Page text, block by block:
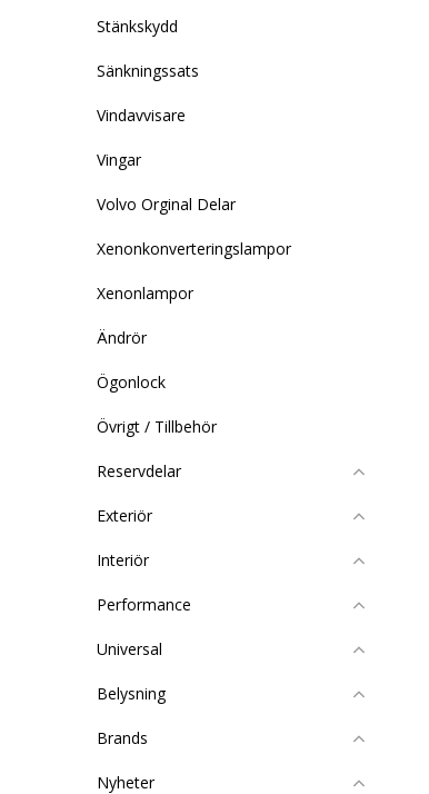
Stänkskydd
Sänkningssats
Vindavvisare
Vingar
Volvo Orginal Delar
Xenonkonverteringslampor
Xenonlampor
Ändrör
Ögonlock
Övrigt / Tillbehör
Reservdelar
Exteriör
Interiör
Performance
Universal
Belysning
Brands
Nyheter